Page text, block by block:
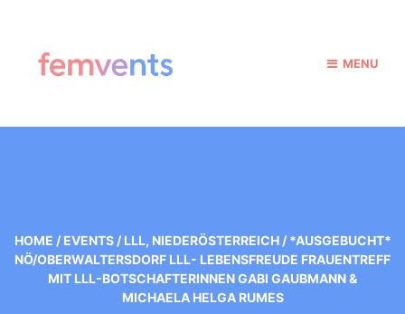
MENU
HOME / EVENTS / LLL, NIEDERÖSTERREICH / *AUSGEBUCHT*
NÖ/OBERWALTERSDORF LLL- LEBENSFREUDE FRAUENTREFF
MIT LLL-BOTSCHAFTERINNEN GABI GAUBMANN &
MICHAELA HELGA RUMES